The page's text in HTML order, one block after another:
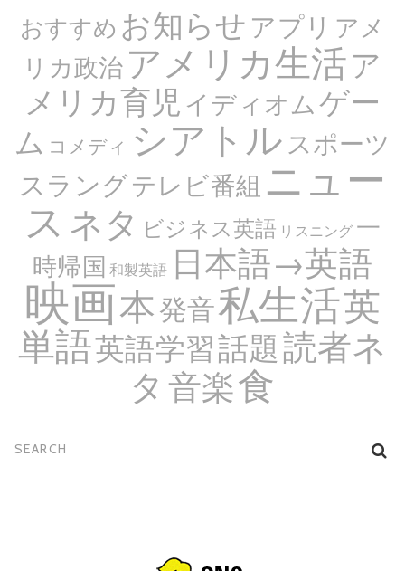
おすすめ お知らせアプリ アメ
リカ政治アメリカ生活ア
メリカ育児 イディオムゲー
ム コメディ シアトルスポーツ
スラングテレビ番組 ニュー
ス ネタ ビジネス英語 リスニング 一
時帰国 和製英語 日本語→英語
映画本発音私生活英
単語英語学習話題読者ネ
タ 音楽食